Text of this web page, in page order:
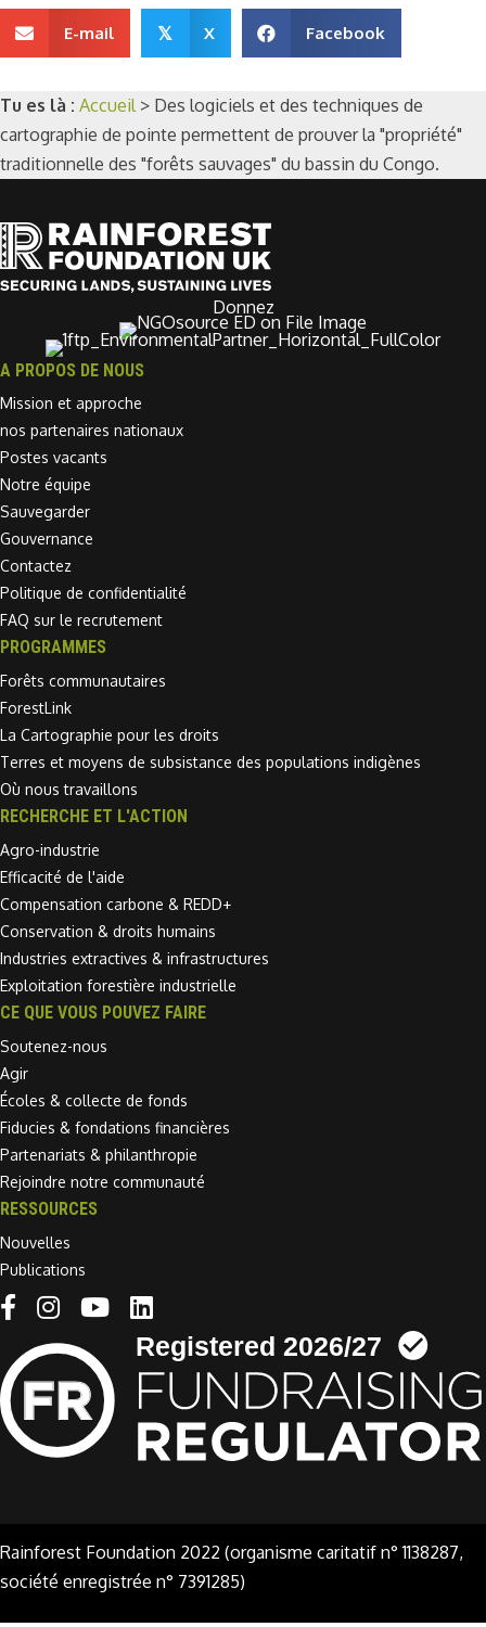
E-mail 𝕏 X Facebook
Tu es là : Accueil > Des logiciels et des techniques de
cartographie de pointe permettent de prouver la "propriété"
traditionnelle des "forêts sauvages" du bassin du Congo.
Donnez
A PROPOS DE NOUS
Mission et approche
nos partenaires nationaux
Postes vacants
Notre équipe
Sauvegarder
Gouvernance
Contactez
Politique de confidentialité
FAQ sur le recrutement
PROGRAMMES
Forêts communautaires
ForestLink
La Cartographie pour les droits
Terres et moyens de subsistance des populations indigènes
Où nous travaillons
RECHERCHE ET L'ACTION
Agro-industrie
Efficacité de l'aide
Compensation carbone & REDD+
Conservation & droits humains
Industries extractives & infrastructures
Exploitation forestière industrielle
CE QUE VOUS POUVEZ FAIRE
Soutenez-nous
Agir
Écoles & collecte de fonds
Fiducies & fondations financières
Partenariats & philanthropie
Rejoindre notre communauté
RESSOURCES
Nouvelles
Publications
Linkedin link
Rainforest Foundation 2022 (organisme caritatif n° 1138287,
société enregistrée n° 7391285)